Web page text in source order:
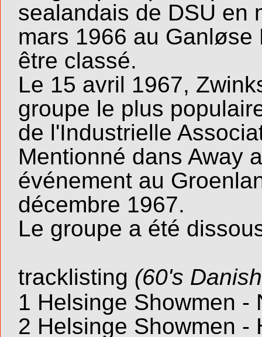
sealandais de DSU en
mars 1966 au
être classé.
Le 15 avril 1967,
groupe le plus
de l'Industrielle
Mentionné dans Away
événement au
décembre 1967.
Le groupe a été
tracklisting (60's
1 Helsinge Showmen -
2 Helsinge Showmen -